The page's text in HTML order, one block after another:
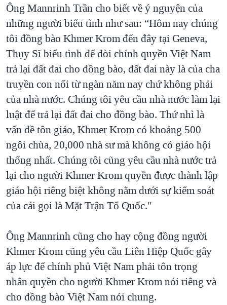
CÁC GIÁ TRỊ CỘNG HÒA Ở VIỆT NAM
THƯỢNG ĐỈNH TRUMP-KIM TẠI VIỆT NAM
TRỊNH VĨNH BÌNH VS. CHÍNH PHỦ VIỆT NAM
NGƯ DÂN VIỆT VÀ LÀN SÓNG TRỘM HẢI SÂM
BÊN KIA QUỐC LỘ: TIẾNG VỌNG TỪ NÔNG THÔN MỸ
QUAN HỆ VIỆT MỸ
Ông Mannrinh Trần cho biết về ý nguyện của
những người biểu tình như sau: “Hôm nay chúng
tôi đồng bào Khmer Krom đến đây tại Geneva,
Thụy Sĩ biểu tình để đòi chính quyền Việt Nam
trả lại đất đai cho đồng bào, đất đai này là của cha
truyền con nối từ ngàn năm nay chứ không phải
của nhà nước. Chúng tôi yêu cầu nhà nước làm lại
luật để trả lại đất đai cho đồng bào. Thứ nhì là
vấn đề tôn giáo, Khmer Krom có khoảng 500
ngôi chùa, 20,000 nhà sư mà không có giáo hội
thống nhất. Chúng tôi cũng yêu cầu nhà nước trả
lại cho người Khmer Krom quyền được thành lập
giáo hội riêng biệt không nằm dưới sự kiểm soát
của cái gọi là Mặt Trận Tổ Quốc."
Ông Mannrinh cũng cho hay cộng đồng người
Khmer Krom cũng yêu cầu Liên Hiệp Quốc gây
áp lực để chính phủ Việt Nam phải tôn trọng
nhân quyền cho người Khmer Krom nói riêng và
cho đồng bào Việt Nam nói chung.